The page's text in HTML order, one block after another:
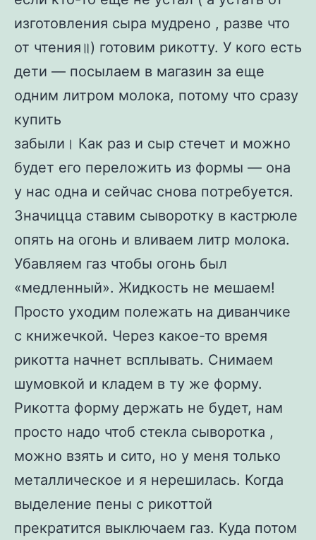
изготовления сыра мудрено , разве что
от чтения॥) готовим рикотту. У кого есть
дети — посылаем в магазин за еще
одним литром молока, потому что сразу
купить
забыли। Как раз и сыр стечет и можно
будет его переложить из формы — она
у нас одна и сейчас снова потребуется.
Значицца ставим сыворотку в кастрюле
опять на огонь и вливаем литр молока.
Убавляем газ чтобы огонь был
«медленный». Жидкость не мешаем!
Просто уходим полежать на диванчике
с книжечкой. Через какое-то время
рикотта начнет всплывать. Снимаем
шумовкой и кладем в ту же форму.
Рикотта форму держать не будет, нам
просто надо чтоб стекла сыворотка ,
можно взять и сито, но у меня только
металлическое и я нерешилась. Когда
выделение пены с рикоттой
прекратится выключаем газ. Куда потом